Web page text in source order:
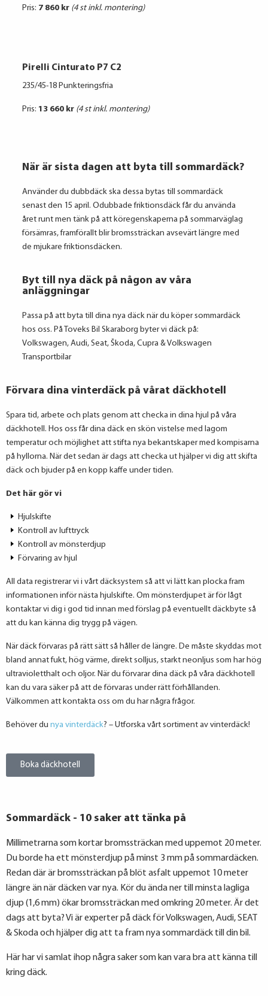
Pris: 7 860 kr (4 st inkl. montering)
Pirelli Cinturato P7 C2
235/45-18 Punkteringsfria
Pris: 13 660 kr (4 st inkl. montering)
När är sista dagen att byta till sommardäck?​
Använder du dubbdäck ska dessa bytas till sommardäck
senast den 15 april. Odubbade friktionsdäck får du använda
året runt men tänk på att köregenskaperna på sommarväglag
försämras, framförallt blir bromssträckan avsevärt längre med
de mjukare friktionsdäcken.
Byt till nya däck på någon av våra
anläggningar
Passa på att byta till dina nya däck när du köper sommardäck
hos oss. På Toveks Bil Skaraborg byter vi däck på:
Volkswagen, Audi, Seat, Škoda, Cupra & Volkswagen
Transportbilar
Förvara dina vinterdäck på vårat däckhotell​
Spara tid, arbete och plats genom att checka in dina hjul på våra
däckhotell. Hos oss får dina däck en skön vistelse med lagom
temperatur och möjlighet att stifta nya bekantskaper med kompisarna
på hyllorna. När det sedan är dags att checka ut hjälper vi dig att skifta
däck och bjuder på en kopp kaffe under tiden.
Det här gör vi
Hjulskifte
Kontroll av lufttryck
Kontroll av mönsterdjup
Förvaring av hjul
All data registrerar vi i vårt däcksystem så att vi lätt kan plocka fram
informationen inför nästa hjulskifte. Om mönsterdjupet är för lågt
kontaktar vi dig i god tid innan med förslag på eventuellt däckbyte så
att du kan känna dig trygg på vägen.
När däck förvaras på rätt sätt så håller de längre. De måste skyddas mot
bland annat fukt, hög värme, direkt solljus, starkt neonljus som har hög
ultravioletthalt och oljor. När du förvarar dina däck på våra däckhotell
kan du vara säker på att de förvaras under rätt förhållanden.
Välkommen att kontakta oss om du har några frågor.
Behöver du nya vinterdäck? – Utforska vårt sortiment av vinterdäck!
Boka däckhotell
Sommardäck - 10 saker att tänka på
Millimetrarna som kortar bromssträckan med uppemot 20 meter.
Du borde ha ett mönsterdjup på minst 3 mm på sommardäcken.
Redan där är bromssträckan på blöt asfalt uppemot 10 meter
längre än när däcken var nya. Kör du ända ner till minsta lagliga
djup (1,6 mm) ökar bromssträckan med omkring 20 meter. Är det
dags att byta? Vi är experter på däck för Volkswagen, Audi, SEAT
& Skoda och hjälper dig att ta fram nya sommardäck till din bil.
Här har vi samlat ihop några saker som kan vara bra att känna till
kring däck.